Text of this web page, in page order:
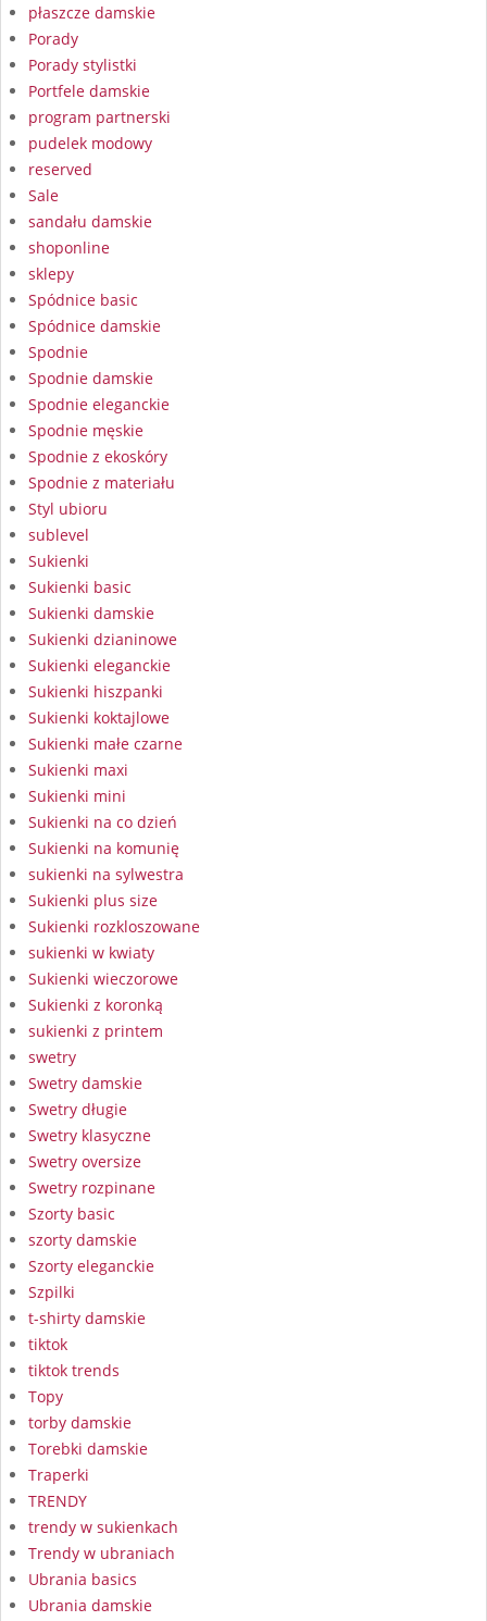
płaszcze damskie
Porady
Porady stylistki
Portfele damskie
program partnerski
pudelek modowy
reserved
Sale
sandału damskie
shoponline
sklepy
Spódnice basic
Spódnice damskie
Spodnie
Spodnie damskie
Spodnie eleganckie
Spodnie męskie
Spodnie z ekoskóry
Spodnie z materiału
Styl ubioru
sublevel
Sukienki
Sukienki basic
Sukienki damskie
Sukienki dzianinowe
Sukienki eleganckie
Sukienki hiszpanki
Sukienki koktajlowe
Sukienki małe czarne
Sukienki maxi
Sukienki mini
Sukienki na co dzień
Sukienki na komunię
sukienki na sylwestra
Sukienki plus size
Sukienki rozkloszowane
sukienki w kwiaty
Sukienki wieczorowe
Sukienki z koronką
sukienki z printem
swetry
Swetry damskie
Swetry długie
Swetry klasyczne
Swetry oversize
Swetry rozpinane
Szorty basic
szorty damskie
Szorty eleganckie
Szpilki
t-shirty damskie
tiktok
tiktok trends
Topy
torby damskie
Torebki damskie
Traperki
TRENDY
trendy w sukienkach
Trendy w ubraniach
Ubrania basics
Ubrania damskie